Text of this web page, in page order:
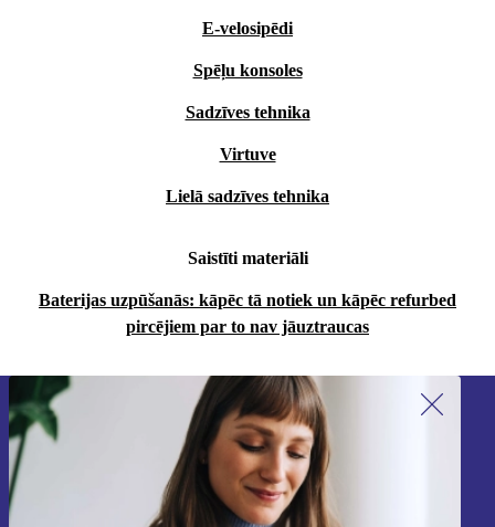
E-velosipēdi
Spēļu konsoles
Sadzīves tehnika
Virtuve
Lielā sadzīves tehnika
Saistīti materiāli
Baterijas uzpūšanās: kāpēc tā notiek un kāpēc refurbed
pircējiem par to nav jāuztraucas
Piesakieties mūsu jaunumu
saņemšanai!
Nekad vairs nepalaidiet garām nevienu
piedāvājumu.